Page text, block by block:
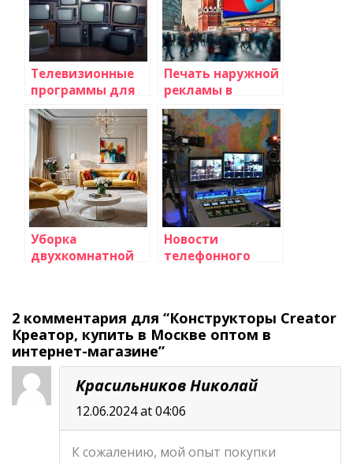
Телевизионные
программы для
детей: лучшие
выборы
Печать наружной
рекламы в
Москве:
эффективность и
скорость
выполнения
заказов
Уборка
двухкомнатной
клининг от
компании Альфа-
Сервис
Новости
телефонного
2 комментария для “Конструкторы Creator
Креатор, купить в Москве оптом в
интернет-магазине”
Красильников Николай
12.06.2024 at 04:06
К сожалению, мой опыт покупки